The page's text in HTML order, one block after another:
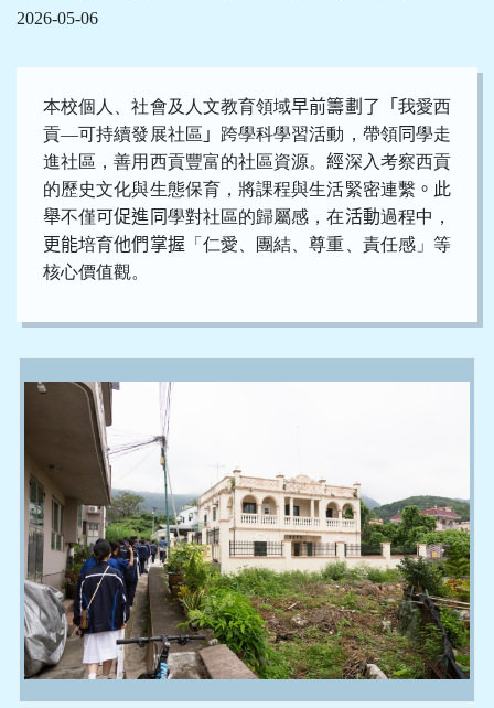
2026-05-06
本校個人、社會及人文教育領域早前籌劃了「 我愛西
貢—可持續發展社區 」 跨學科學習活動，帶領同學走
進社區，善用西貢豐富的社區資源。經深入考察西貢
的歷史文化與生態保育，將課程與生活緊密連繫 。此
舉不僅可促進同學對社區的歸屬感，在活動過程中，
更能培育他們掌握 「仁愛、團結、尊重、責任感」等
核心價值觀。